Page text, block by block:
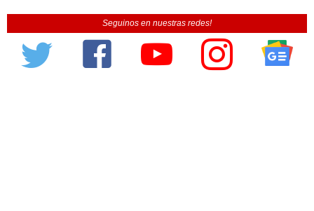
Seguinos en nuestras redes!